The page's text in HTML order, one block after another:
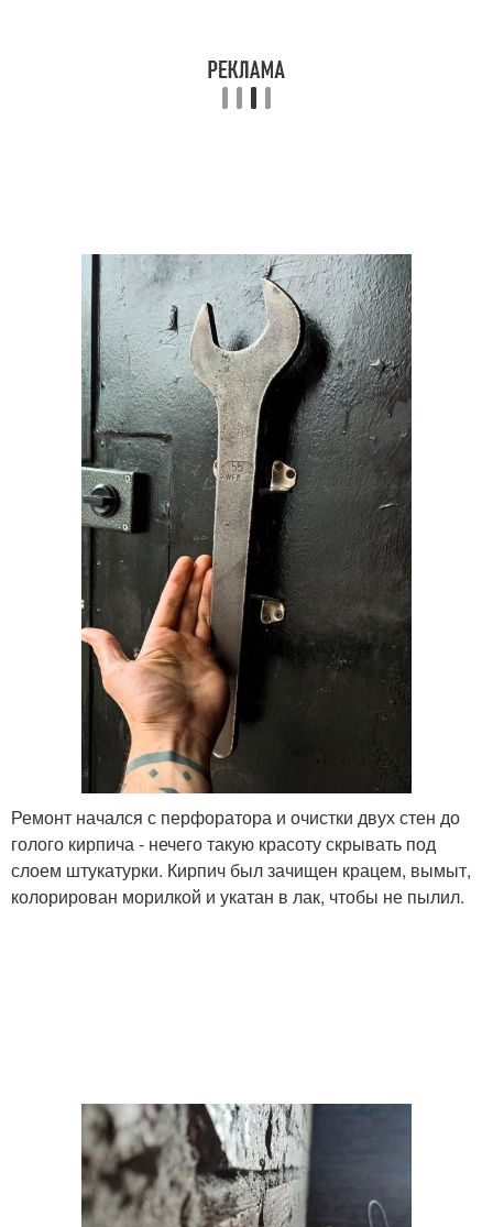
Ремонт начался с перфоратора и очистки двух стен до
голого кирпича - нечего такую красоту скрывать под
слоем штукатурки. Кирпич был зачищен крацем, вымыт,
колорирован морилкой и укатан в лак, чтобы не пылил.